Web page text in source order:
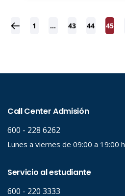
1 … 43 44 45